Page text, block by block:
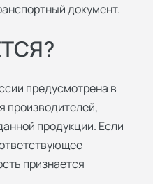
документ.
предусмотрена в
производителей,
продукции. Если
признается